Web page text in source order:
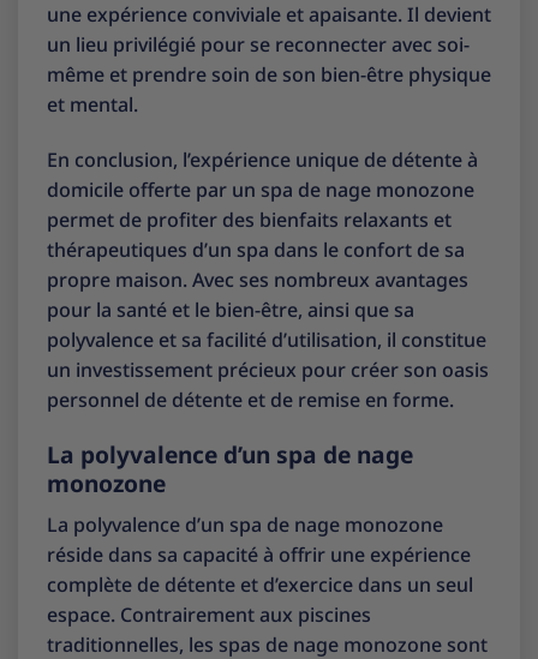
une expérience conviviale et apaisante. Il devient
un lieu privilégié pour se reconnecter avec soi-
même et prendre soin de son bien-être physique
et mental.
En conclusion, l’expérience unique de détente à
domicile offerte par un spa de nage monozone
permet de profiter des bienfaits relaxants et
thérapeutiques d’un spa dans le confort de sa
propre maison. Avec ses nombreux avantages
pour la santé et le bien-être, ainsi que sa
polyvalence et sa facilité d’utilisation, il constitue
un investissement précieux pour créer son oasis
personnel de détente et de remise en forme.
La polyvalence d’un spa de nage
monozone
La polyvalence d’un spa de nage monozone
réside dans sa capacité à offrir une expérience
complète de détente et d’exercice dans un seul
espace. Contrairement aux piscines
traditionnelles, les spas de nage monozone sont